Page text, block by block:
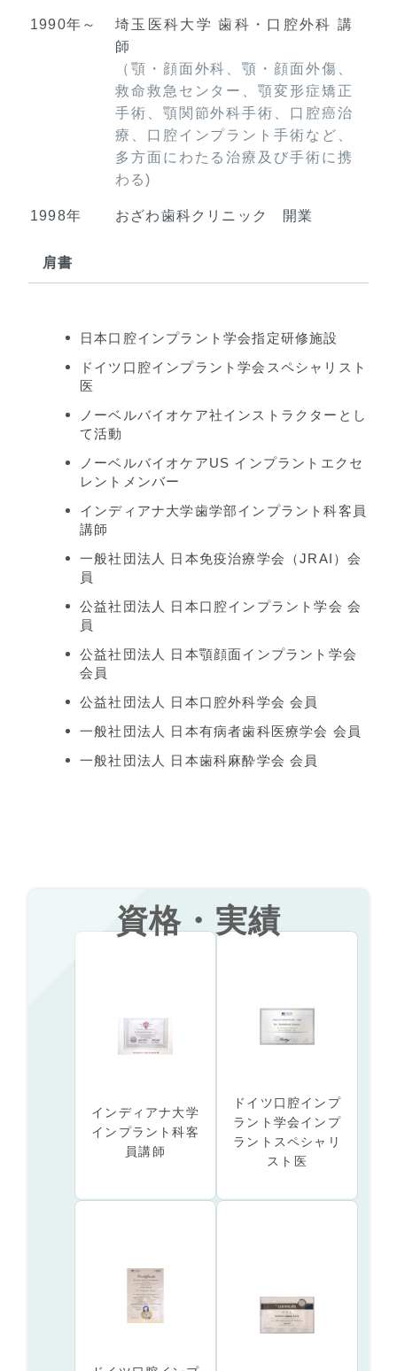
1990年～
埼玉医科大学 歯科・口腔外科 講
師
（顎・顔面外科、顎・顔面外傷、
救命救急センター、顎変形症矯正
手術、顎関節外科手術、口腔癌治
療、口腔インプラント手術など、
多方面にわたる治療及び手術に携
わる)
1998年 おざわ歯科クリニック 開業
肩書
日本口腔インプラント学会指定研修施設
ドイツ口腔インプラント学会スペシャリスト
医
ノーベルバイオケア社インストラクターとし
て活動
ノーベルバイオケアUS インプラントエクセ
レントメンバー
インディアナ大学歯学部インプラント科客員
講師
一般社団法人 日本免疫治療学会（JRAI）会
員
公益社団法人 日本口腔インプラント学会 会
員
公益社団法人 日本顎顔面インプラント学会
会員
公益社団法人 日本口腔外科学会 会員
一般社団法人 日本有病者歯科医療学会 会員
一般社団法人 日本歯科麻酔学会 会員
資格・実績
インディアナ大学
インプラント科客
員講師
ドイツ口腔インプ
ラント学会インプ
ラントスペシャリ
スト医